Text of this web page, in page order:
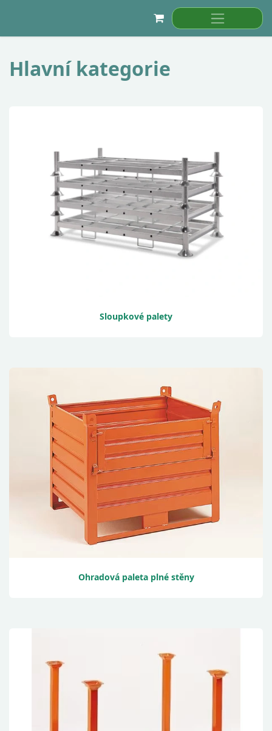
Hlavní kategorie
Sloupkové palety
Ohradová paleta plné stěny